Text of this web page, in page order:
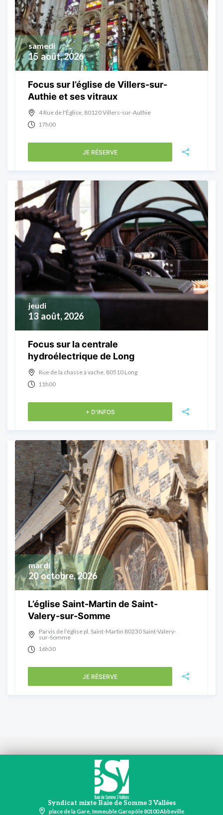
15 août, 2026
samedi
Focus sur l’église de Villers-sur-
Authie et ses vitraux
4 Rue de l'Église, 80120 Villers-sur-Authie
17h00
JE RÉSERVE
13 août, 2026
jeudi
Focus sur la centrale
hydroélectrique de Long
Rue de la chasse à vache, 80510 Long
11h00
+ D'INFOS
20 octobre, 2026
mardi
L’église Saint-Martin de Saint-
Valery-sur-Somme
Parvis de l’église pl. Saint-Martin 80230 Saint-Valery-
sur-Somme
16h30
JE RÉSERVE
Syndicat mixte Baie de Somme 3 Vallées
place de la Gare, Immeuble Garopôle 80100 Abbeville